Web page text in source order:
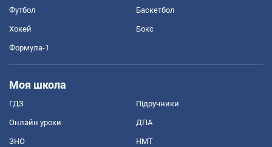
Футбол Баскетбол
Хокей Бокс
Формула-1
Моя школа
ГДЗ Підручники
Онлайн уроки ДПА
ЗНО НМТ